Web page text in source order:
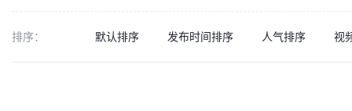
排序： 默认排序 发布时间排序 人气排序 视